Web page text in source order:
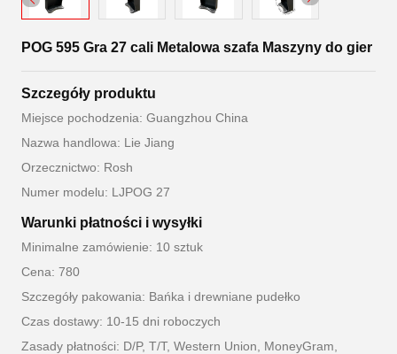
POG 595 Gra 27 cali Metalowa szafa Maszyny do gier
Szczegóły produktu
Miejsce pochodzenia: Guangzhou China
Nazwa handlowa: Lie Jiang
Orzecznictwo: Rosh
Numer modelu: LJPOG 27
Warunki płatności i wysyłki
Minimalne zamówienie: 10 sztuk
Cena: 780
Szczegóły pakowania: Bańka i drewniane pudełko
Czas dostawy: 10-15 dni roboczych
Zasady płatności: D/P, T/T, Western Union, MoneyGram,